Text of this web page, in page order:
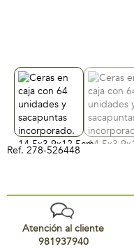
Ref. 278-526448
Atención al cliente
981937940